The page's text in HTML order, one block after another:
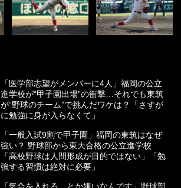
「医学部志望がメンバーに4人」福岡の公立
進学校が“甲子園出場”の衝撃…それでも東筑
が“野球のチーム”で挑んだワケは？「さすが
に勉強に身が入らなくて」
「一般入試9割で甲子園」福岡の東筑はなぜ
強い？ 野球部から東大合格の公立進学校
「高校野球は人間形成が目的ではない」「勉
強する習慣は絶対に必要」